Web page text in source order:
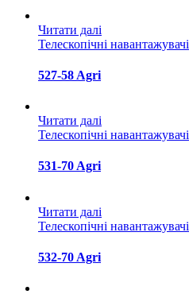
Читати далі
Телескопічні навантажувачі
527-58 Agri
Читати далі
Телескопічні навантажувачі
531-70 Agri
Читати далі
Телескопічні навантажувачі
532-70 Agri